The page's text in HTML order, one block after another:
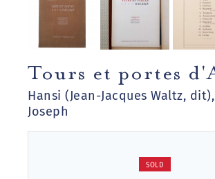
Tours et portes
Hansi (Jean-Jacques Waltz,
Joseph
SOLD